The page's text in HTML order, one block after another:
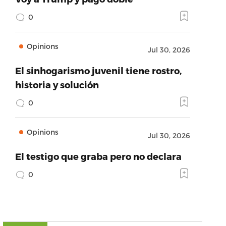
0
Opinions Jul 30, 2026
El sinhogarismo juvenil tiene rostro,
historia y solución
0
Opinions Jul 30, 2026
El testigo que graba pero no declara
0